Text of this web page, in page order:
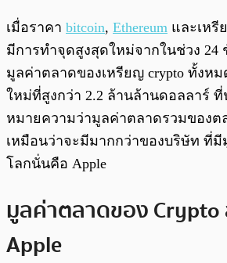
เมื่อราคา bitcoin, Ethereum และเหรี
มีการทำจุดสูงสุดใหม่จากในช่วง 24
มูลค่าตลาดของเหรียญ crypto ทั้งห
ใหม่ที่สูงกว่า 2.2 ล้านล้านดอลลาร์
หมายความว่ามูลค่าตลาดรวมของต
เหมือนว่าจะมีมากกว่าของบริษัท ที่
โลกนั่นคือ Apple
มูลค่าตลาดของ Crypto
Apple